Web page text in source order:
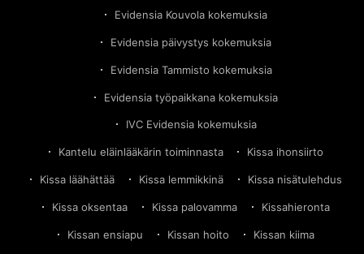
Evidensia Kouvola kokemuksia
Evidensia päivystys kokemuksia
Evidensia Tammisto kokemuksia
Evidensia työpaikkana kokemuksia
IVC Evidensia kokemuksia
Kantelu eläinlääkärin toiminnasta Kissa ihonsiirto
Kissa läähättää Kissa lemmikkinä Kissa nisätulehdus
Kissa oksentaa Kissa palovamma Kissahieronta
Kissan ensiapu Kissan hoito Kissan kiima